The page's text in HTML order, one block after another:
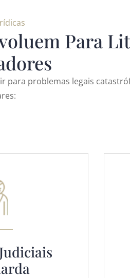
Para
problemas legais